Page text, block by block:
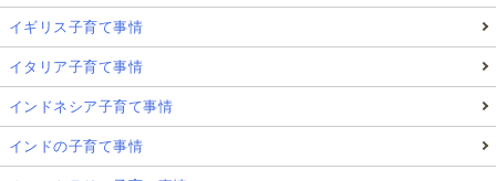
イギリス子育て事情
イタリア子育て事情
インドネシア子育て事情
インドの子育て事情